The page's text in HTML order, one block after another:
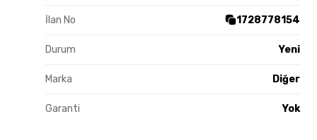
İlan No 1728778154
Durum Yeni
Marka Diğer
Garanti Yok